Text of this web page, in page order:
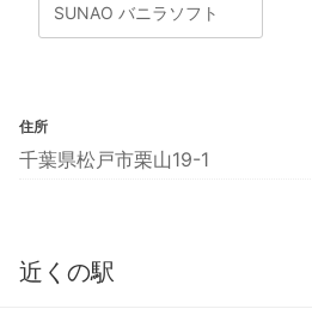
SUNAO バニラソフト
住所
千葉県松戸市栗山19-1
近くの駅